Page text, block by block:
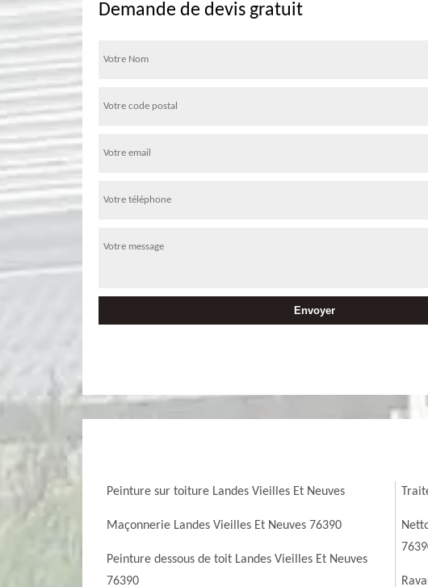
Demande de devis gratuit
Peinture sur toiture Landes Vieilles Et Neuves
Maçonnerie Landes Vieilles Et Neuves 76390
Peinture dessous de toit Landes Vieilles Et Neuves
76390